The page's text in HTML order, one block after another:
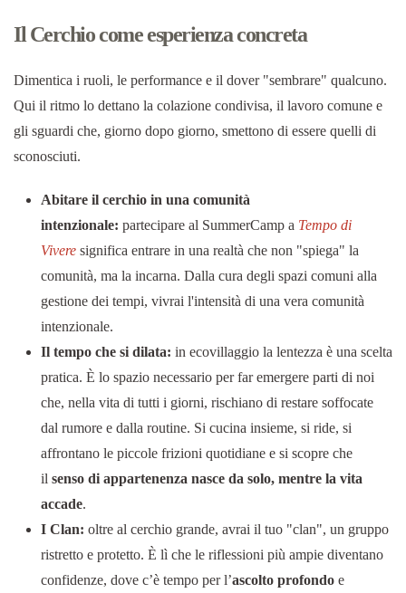
Il Cerchio come esperienza concreta
Dimentica i ruoli, le performance e il dover "sembrare" qualcuno.
Qui il ritmo lo dettano la colazione condivisa, il lavoro comune e
gli sguardi che, giorno dopo giorno, smettono di essere quelli di
sconosciuti.
Abitare il cerchio in una comunità
intenzionale: partecipare al SummerCamp a Tempo di
Vivere significa entrare in una realtà che non "spiega" la
comunità, ma la incarna. Dalla cura degli spazi comuni alla
gestione dei tempi, vivrai l'intensità di una vera comunità
intenzionale.
Il tempo che si dilata: in ecovillaggio la lentezza è una scelta
pratica. È lo spazio necessario per far emergere parti di noi
che, nella vita di tutti i giorni, rischiano di restare soffocate
dal rumore e dalla routine. Si cucina insieme, si ride, si
affrontano le piccole frizioni quotidiane e si scopre che
il senso di appartenenza nasce da solo, mentre la vita
accade.
I Clan: oltre al cerchio grande, avrai il tuo "clan", un gruppo
ristretto e protetto. È lì che le riflessioni più ampie diventano
confidenze, dove c’è tempo per l’ascolto profondo e